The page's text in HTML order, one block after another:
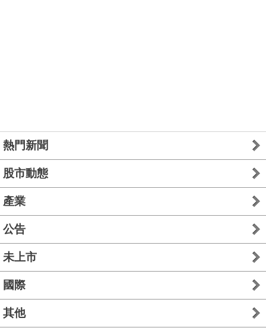
熱門新聞
股市動態
產業
公告
未上市
國際
其他